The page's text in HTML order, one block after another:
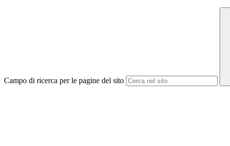
Campo di ricerca per le pagine del sito